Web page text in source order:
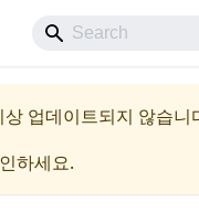
업데이트되지 않습니
하세요.